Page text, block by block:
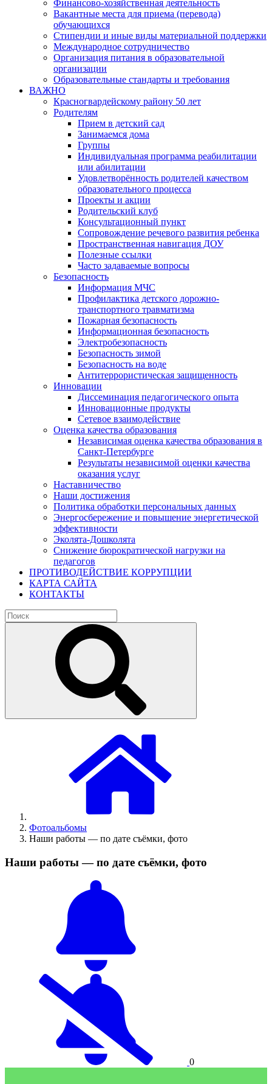
Финансово-хозяйственная деятельность
Вакантные места для приема (перевода)
обучающихся
Стипендии и иные виды материальной поддержки
Международное сотрудничество
Организация питания в образовательной
организации
Образовательные стандарты и требования
ВАЖНО
Красногвардейскому району 50 лет
Родителям
Прием в детский сад
Занимаемся дома
Группы
Индивидуальная программа реабилитации
или абилитации
Удовлетворённость родителей качеством
образовательного процесса
Проекты и акции
Родительский клуб
Консультационный пункт
Сопровождение речевого развития ребенка
Пространственная навигация ДОУ
Полезные ссылки
Часто задаваемые вопросы
Безопасность
Информация МЧС
Профилактика детского дорожно-
транспортного травматизма
Пожарная безопасность
Информационная безопасность
Электробезопасность
Безопасность зимой
Безопасность на воде
Антитеррористическая защищенность
Инновации
Диссеминация педагогического опыта
Инновационные продукты
Сетевое взаимодействие
Оценка качества образования
Независимая оценка качества образования в
Санкт-Петербурге
Результаты независимой оценки качества
оказания услуг
Наставничество
Наши достижения
Политика обработки персональных данных
Энергосбережение и повышение энергетической
эффективности
Эколята-Дошколята
Снижение бюрократической нагрузки на
педагогов
ПРОТИВОДЕЙСТВИЕ КОРРУПЦИИ
КАРТА САЙТА
КОНТАКТЫ
Фотоальбомы
Наши работы — по дате съёмки, фото
Наши работы — по дате съёмки, фото
0